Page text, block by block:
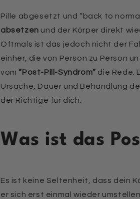
Pille abgesetzt und “back to
absetzen und der Körper direkt
Oftmals ist das jedoch nicht der
einher, die von Person zu Person
vom“Post-Pill-Syndrom” die Rede.
Ursache, Dauer und Behandlung
der Richtige für dich.
Was ist das
Es ist keine Seltenheit, dass dein
er sich erst einmal wieder